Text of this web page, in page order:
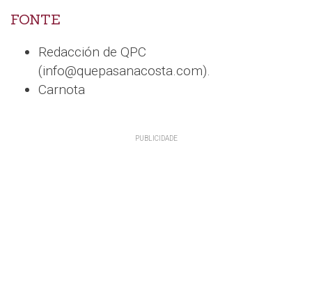
FONTE
Redacción de QPC
(info@quepasanacosta.com).
Carnota